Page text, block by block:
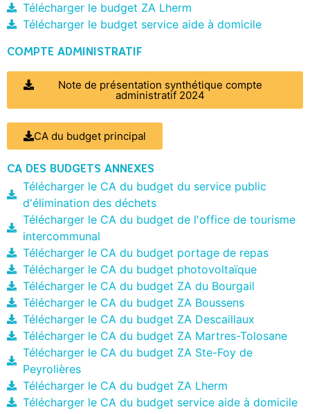
Télécharger le budget ZA Lherm
Télécharger le budget service aide à domicile
COMPTE ADMINISTRATIF
Note de présentation synthétique compte
administratif 2024
CA du budget principal
CA DES BUDGETS ANNEXES
Télécharger le CA du budget du service public
d'élimination des déchets
Télécharger le CA du budget de l'office de tourisme
intercommunal
Télécharger le CA du budget portage de repas
Télécharger le CA du budget photovoltaïque
Télécharger le CA du budget ZA du Bourgail
Télécharger le CA du budget ZA Boussens
Télécharger le CA du budget ZA Descaillaux
Télécharger le CA du budget ZA Martres-Tolosane
Télécharger le CA du budget ZA Ste-Foy de
Peyrolières
Télécharger le CA du budget ZA Lherm
Télécharger le CA du budget service aide à domicile